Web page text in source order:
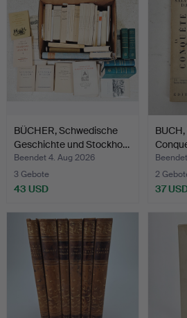
BÜCHER, Schwedische
Geschichte und Stockho…
Beendet 4. Aug 2026
3 Gebote
43 USD
2
37